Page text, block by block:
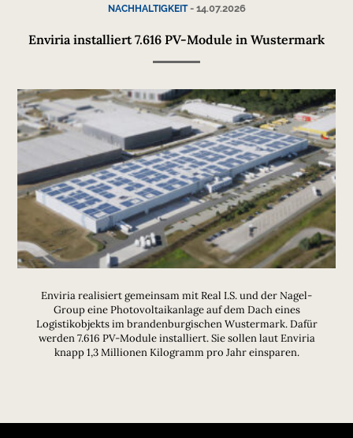
NACHHALTIGKEIT- 14.07.2026
Enviria installiert 7.616 PV-Module in Wustermark
Enviria realisiert gemeinsam mit Real I.S. und der Nagel-
Group eine Photovoltaikanlage auf dem Dach eines
Logistikobjekts im brandenburgischen Wustermark. Dafür
werden 7.616 PV-Module installiert. Sie sollen laut Enviria
knapp 1,3 Millionen Kilogramm pro Jahr einsparen.